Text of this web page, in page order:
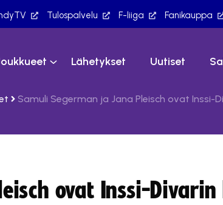
Tulospalvelu F-liiga Fanikauppa
Lähetykset Uutiset
Samuli Segerman ja Jana Pleisch ovat Inssi-
ovat Inssi-